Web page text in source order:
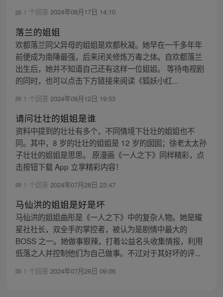
1 个回答 2024年08月17日 14:10
落兰的姐姐
欢都落兰同父异母的姐姐是欢都秋凝。她早在一千多年年
前便成为南陲最强，后来闭关修炼万毒之体。自欢都落兰
出生后，她并不知道自己还有这样一位姐姐。 等待电视剧
的同时，也可以点击下方链接来阅读《狐妖小红...
1 个回答 2024年08月12日 19:53
请问壮壮的姐姐是谁
资料中提到的壮壮有多个，不同情境下壮壮的姐姐也不
同。其中，8 岁的壮壮的姐姐是 12 岁的囡囡；徐老太太孙
子壮壮的姐姐是思思。 原漫画《一人之下》同样精彩，点
击按钮下载 App 立享精彩内容！
1 个回答 2024年07月28日 23:47
马仙洪的姐姐是好是坏
马仙洪的姐姐曲彤是《一人之下》中的复杂人物。她是耀
星社社长，双全手的掌控者，被认为是剧情中最大的
BOSS 之一。她做事狠辣，打着公益名头收集情报，利用
低落之人并控制他们为自己做事。不过对于其好坏的评...
1 个回答 2024年07月26日 09:06